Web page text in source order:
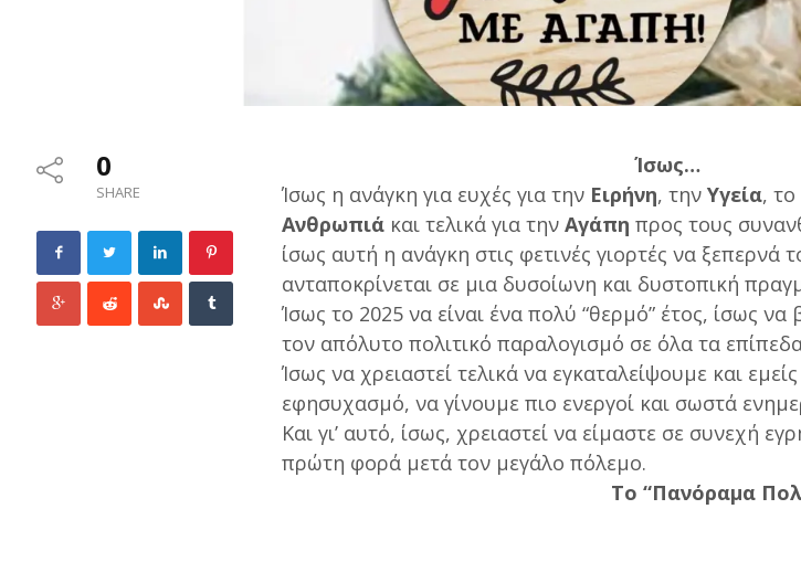
0
SHARE
Ίσως…
Ίσως η ανάγκη για ευχές για την Ειρήνη, την Υγεία, το
Ανθρωπιά και τελικά για την Αγάπη προς τους
ίσως αυτή η ανάγκη στις φετινές γιορτές να ξεπερνά
ανταποκρίνεται σε μια δυσοίωνη και δυστοπική
Ίσως το 2025 να είναι ένα πολύ “θερμό” έτος, ίσως
τον απόλυτο πολιτικό παραλογισμό σε όλα τα
Ίσως να χρειαστεί τελικά να εγκαταλείψουμε και
εφησυχασμό, να γίνουμε πιο ενεργοί και σωστά
Και γι’ αυτό, ίσως, χρειαστεί να είμαστε σε συνεχή
πρώτη φορά μετά τον μεγάλο πόλεμο.
Το “Πανόραμα